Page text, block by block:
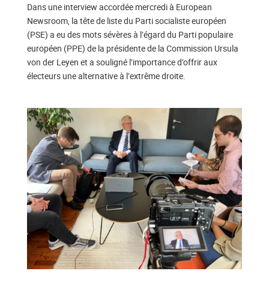
Dans une interview accordée mercredi à European
Newsroom, la tête de liste du Parti socialiste européen
(PSE) a eu des mots sévères à l’égard du Parti populaire
européen (PPE) de la présidente de la Commission Ursula
von der Leyen et a souligné l’importance d’offrir aux
électeurs une alternative à l’extrême droite.